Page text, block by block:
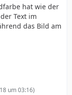
hat wie der
Text im
das Bild am
um 03:16)